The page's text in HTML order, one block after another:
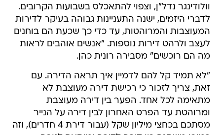
וולודינגר נדל"ן, וצפוי להתאכלס בשבועות הקרובים.
לדברי היזמים, ישנה התעניינות גבוהה בעיקר לדירות
המעוצבות והמרוהטות, עד כדי כך שכעת הם בוחנים
לעצב ולרהט דירות נוספות. "אנשים אוהבים לראות
מה הם רוכשים" מסבירה רונית כהן.
"לא תמיד קל להם לדמיין איך תראה הדירה. עם
זאת, צריך לזכור כי רכישת דירה מעוצבת לא
מתאימה לכל אחד. הפער בין דירה מעוצבת
ומרוהטת עד הפרט האחרון לבין דירה על הנייר
מסתכם בכחצי מיליון שקל (עבור דירת 4 חדרים), וזה